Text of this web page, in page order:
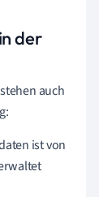
der
auch
ist von